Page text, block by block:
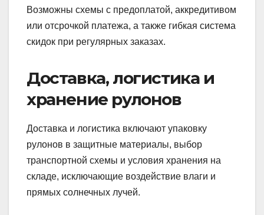
Возможны схемы с предоплатой, аккредитивом
или отсрочкой платежа, а также гибкая система
скидок при регулярных заказах.
Доставка, логистика и
хранение рулонов
Доставка и логистика включают упаковку
рулонов в защитные материалы, выбор
транспортной схемы и условия хранения на
складе, исключающие воздействие влаги и
прямых солнечных лучей.